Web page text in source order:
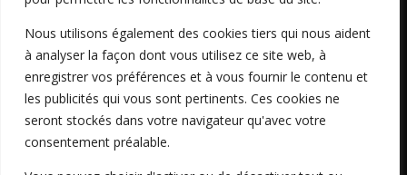
Nous utilisons également des cookies tiers qui nous aident
à analyser la façon dont vous utilisez ce site web, à
enregistrer vos préférences et à vous fournir le contenu et
les publicités qui vous sont pertinents. Ces cookies ne
seront stockés dans votre navigateur qu'avec votre
consentement préalable.
